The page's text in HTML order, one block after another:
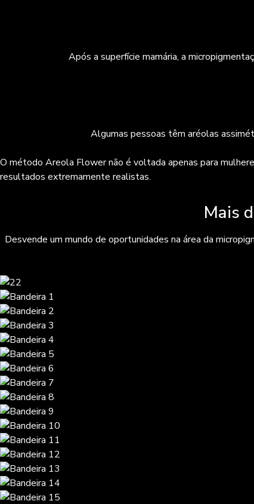
Após a superfície mamária, a
Algumas pessoas têm aréolas
O método Areola Flower não é voltada apenas para
resultados extremamente realistas.
Mais
Desvende um mundo de oportunidades na área da